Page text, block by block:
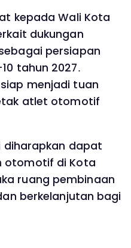
kepada Wali Kota
dukungan
persiapan
tahun 2027.
menjadi tuan
atlet otomotif
diharapkan dapat
otomotif di Kota
ruang pembinaan
berkelanjutan bagi